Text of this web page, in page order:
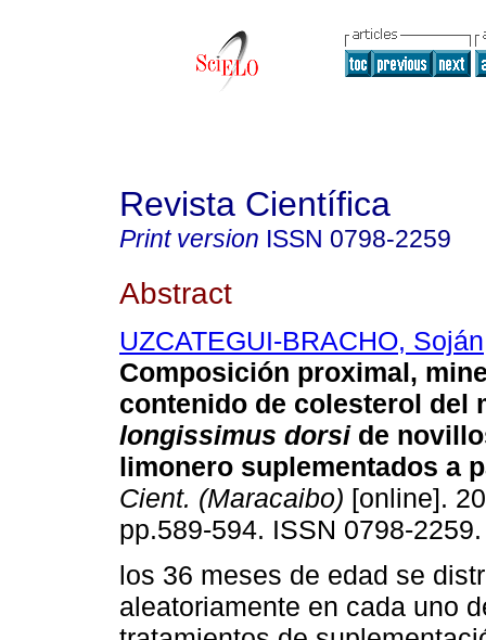
Revista Científica
Print version ISSN 0798-2259
Abstract
UZCATEGUI-BRACHO, Soján
Composición proximal,
contenido de colesterol del
longissimus dorside
limonero suplementados a
Cient. (Maracaibo) [online].
pp.589-594. ISSN 0798-2259.
los 36 meses de edad se
aleatoriamente en cada uno